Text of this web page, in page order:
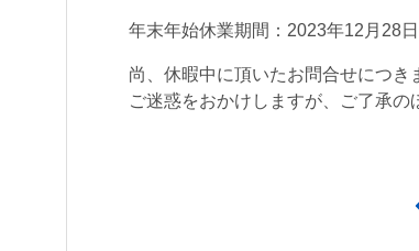
年末年始休業期間：2023年12月28
尚、休暇中に頂いたお問合せにつき
ご迷惑をおかけしますが、ご了承の
投稿ナビゲーシ